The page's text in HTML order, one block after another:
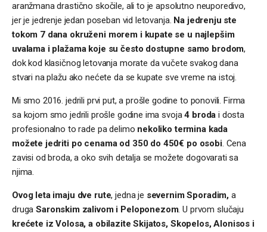
aranžmana drastično skočile, ali to je apsolutno neuporedivo,
jer je jedrenje jedan poseban vid letovanja. Na jedrenju ste
tokom 7 dana okruženi morem i kupate se u najlepšim
uvalama i plažama koje su često dostupne samo brodom,
dok kod klasičnog letovanja morate da vučete svakog dana
stvari na plažu ako nećete da se kupate sve vreme na istoj.
Mi smo 2016. jedrili prvi put, a prošle godine to ponovili. Firma
sa kojom smo jedrili prošle godine ima svoja4 brodai dosta
profesionalno to rade pa delimo nekoliko termina kada
možete jedriti po cenama od 350 do 450€ po osobi. Cena
zavisi od broda, a oko svih detalja se možete dogovarati sa
njima.
Ovog leta imaju dve rute, jedna je severnim Sporadim, a
druga Saronskim zalivom i Peloponezom. U prvom slučaju
krećete iz Volosa, a obilazite Skijatos, Skopelos, Alonisos i